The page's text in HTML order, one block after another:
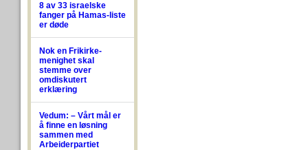
8 av 33 israelske
fanger på Hamas-liste
er døde
Nok en Frikirke-
menighet skal
stemme over
omdiskutert
erklæring
Vedum: – Vårt mål er
å finne en løsning
sammen med
Arbeiderpartiet